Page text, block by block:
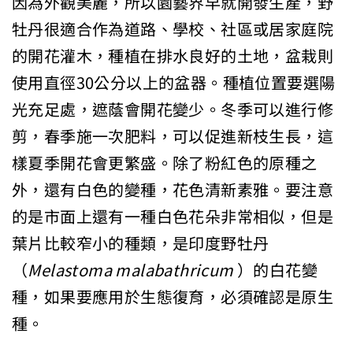
牡丹很適合作為道路、學校、社區或居家庭院
的開花灌木，種植在排水良好的土地，盆栽則
使用直徑30公分以上的盆器。種植位置要選陽
光充足處，遮蔭會開花變少。冬季可以進行修
剪，春季施一次肥料，可以促進新枝生長，這
樣夏季開花會更繁盛。除了粉紅色的原種之
外，還有白色的變種，花色清新素雅。要注意
的是市面上還有一種白色花朵非常相似，但是
葉片比較窄小的種類，是印度野牡丹
（Melastomamalabathricum）的白花變
種，如果要應用於生態復育，必須確認是原生
種。